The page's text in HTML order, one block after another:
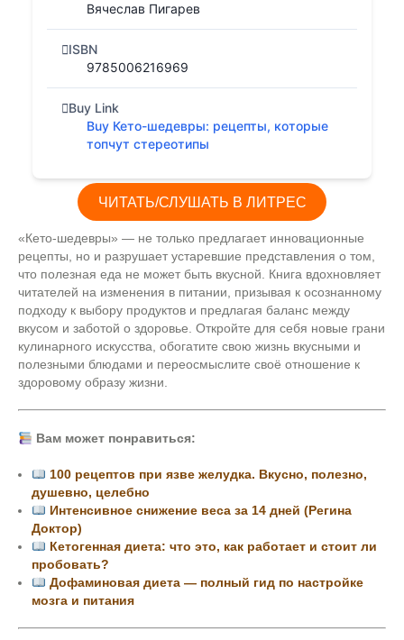
Вячеслав Пигарев
ISBN
9785006216969
Buy Link
Buy Кето-шедевры: рецепты, которые
топчут стереотипы
ЧИТАТЬ/СЛУШАТЬ В ЛИТРЕС
«Кето-шедевры» — не только предлагает инновационные
рецепты, но и разрушает устаревшие представления о том,
что полезная еда не может быть вкусной. Книга вдохновляет
читателей на изменения в питании, призывая к осознанному
подходу к выбору продуктов и предлагая баланс между
вкусом и заботой о здоровье. Откройте для себя новые грани
кулинарного искусства, обогатите свою жизнь вкусными и
полезными блюдами и переосмыслите своё отношение к
здоровому образу жизни.
Вам может понравиться:
100 рецептов при язве желудка. Вкусно, полезно,
душевно, целебно
Интенсивное снижение веса за 14 дней (Регина
Доктор)
Кетогенная диета: что это, как работает и стоит ли
пробовать?
Дофаминовая диета — полный гид по настройке
мозга и питания